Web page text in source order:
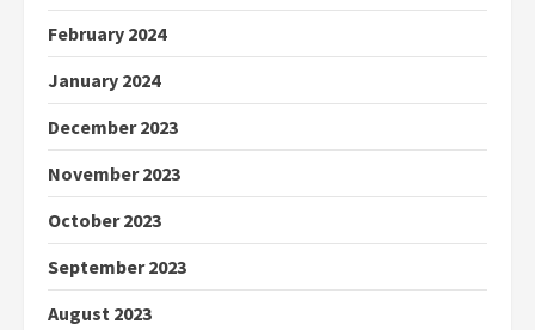
February 2024
January 2024
December 2023
November 2023
October 2023
September 2023
August 2023